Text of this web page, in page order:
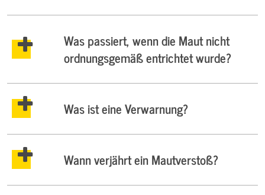
Was passiert, wenn die Maut nicht
ordnungsgemäß entrichtet wurde?
Was ist eine Verwarnung?
Wann verjährt ein Mautverstoß?